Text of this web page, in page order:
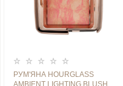
РУМ'ЯНА HOURGLASS
AMBIENT LIGHTING BLUSH